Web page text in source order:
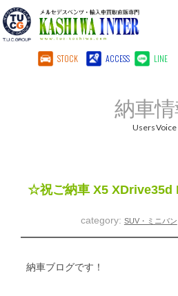
STOCK ACCESS LINE
全国納車
リクルート
納車
Users Voice
☆祝ご納車 X5 XDrive35d
category: SUV・ミニバン
納車ブログです！